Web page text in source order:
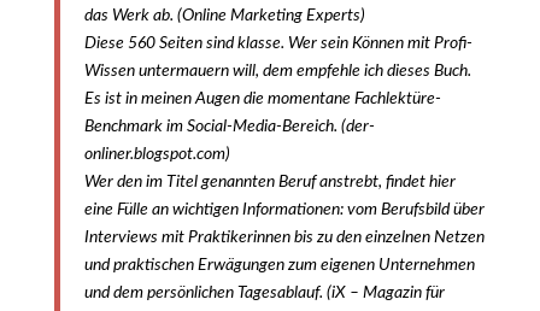
das Werk ab. (Online Marketing Experts)
Diese 560 Seiten sind klasse. Wer sein Können mit Profi-
Wissen untermauern will, dem empfehle ich dieses Buch.
Es ist in meinen Augen die momentane Fachlektüre-
Benchmark im Social-Media-Bereich. (der-
onliner.blogspot.com)
Wer den im Titel genannten Beruf anstrebt, findet hier
eine Fülle an wichtigen Informationen: vom Berufsbild über
Interviews mit Praktikerinnen bis zu den einzelnen Netzen
und praktischen Erwägungen zum eigenen Unternehmen
und dem persönlichen Tagesablauf. (iX – Magazin für